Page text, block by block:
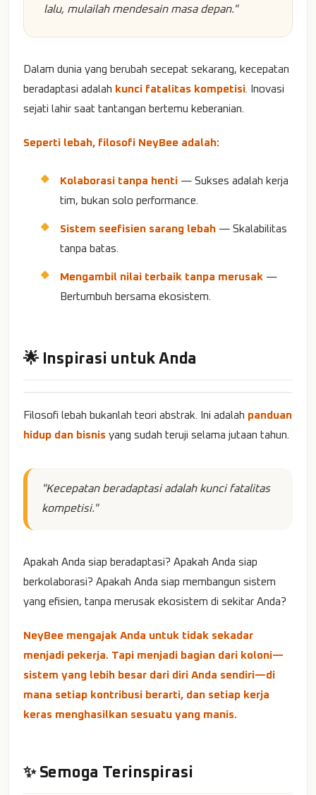
lalu, mulailah mendesain masa depan."
Dalam dunia yang berubah secepat sekarang, kecepatan
beradaptasi adalah kunci fatalitas kompetisi . Inovasi
sejati lahir saat tantangan bertemu keberanian.
Seperti lebah, filosofi NeyBee adalah:
Kolaborasi tanpa henti — Sukses adalah kerja
tim, bukan solo performance.
Sistem seefisien sarang lebah — Skalabilitas
tanpa batas.
Mengambil nilai terbaik tanpa merusak —
Bertumbuh bersama ekosistem.
🌟 Inspirasi untuk Anda
Filosofi lebah bukanlah teori abstrak. Ini adalah panduan
hidup dan bisnis yang sudah teruji selama jutaan tahun.
"Kecepatan beradaptasi adalah kunci fatalitas
kompetisi."
Apakah Anda siap beradaptasi? Apakah Anda siap
berkolaborasi? Apakah Anda siap membangun sistem
yang efisien, tanpa merusak ekosistem di sekitar Anda?
NeyBee mengajak Anda untuk tidak sekadar
menjadi pekerja. Tapi menjadi bagian dari koloni—
sistem yang lebih besar dari diri Anda sendiri—di
mana setiap kontribusi berarti, dan setiap kerja
keras menghasilkan sesuatu yang manis.
✨ Semoga Terinspirasi